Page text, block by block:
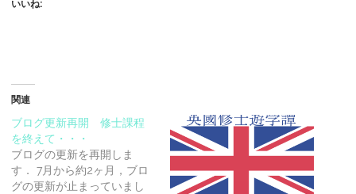
いいね:
関連
ブログ更新再開 修士課程
を終えて・・・
ブログの更新を再開しま
す． 7月から約2ヶ月，ブロ
グの更新が止まっていまし